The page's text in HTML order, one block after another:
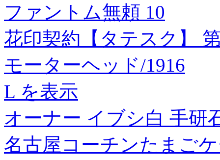
ファントム無頼 10
花印契約【タテスク】
モーターヘッド/1916
L を表示
オーナー イブシ白 手研
名古屋コーチンたまご